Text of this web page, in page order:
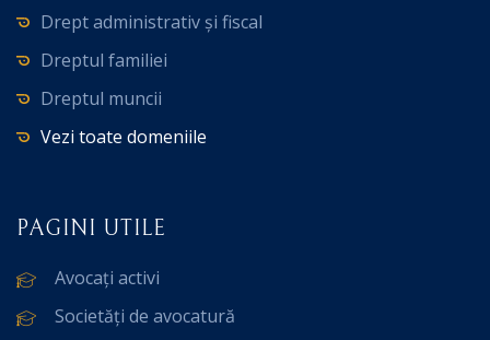
Drept administrativ și fiscal
Dreptul familiei
Dreptul muncii
Vezi toate domeniile
PAGINI UTILE
Avocați activi
Societăți de avocatură